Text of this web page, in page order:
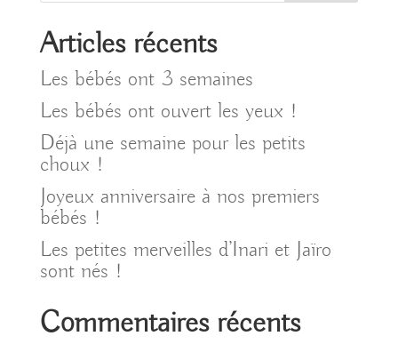
Articles récents
Les bébés ont 3 semaines
Les bébés ont ouvert les yeux !
Déjà une semaine pour les petits
choux !
Joyeux anniversaire à nos premiers
bébés !
Les petites merveilles d’Inari et Jaïro
sont nés !
Commentaires récents